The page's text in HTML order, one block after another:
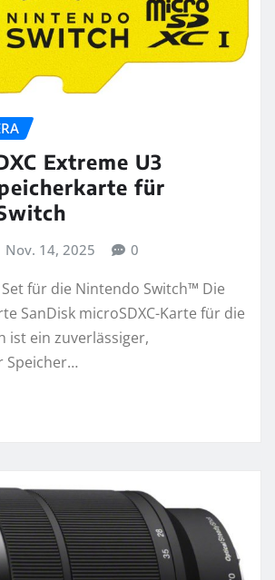
Extreme U3
für
Nov. 14, 2025 0
für die Nintendo Switch™ Die
SanDisk microSDXC-Karte für die
ist ein zuverlässiger,
Speicher…